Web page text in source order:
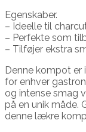
Egenskaber.
– Ideelle til
– Perfekte som
– Tilføjer ekstra
Denne kompot er
for enhver
og intense smag
på en unik måde.
denne lækre